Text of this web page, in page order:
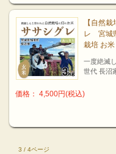
【自然
レ 宮城
栽培 お
一度絶滅
世代 長沼
価格： 4,500円(税込)
3 / 4ページ